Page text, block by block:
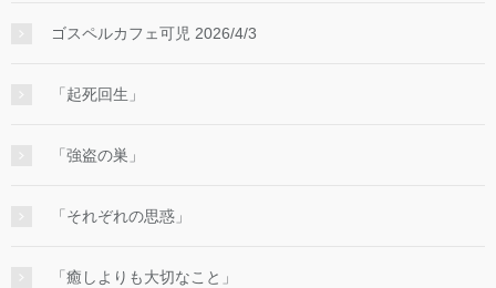
ゴスペルカフェ可児 2026/4/3
「起死回生」
「強盗の巣」
「それぞれの思惑」
「癒しよりも大切なこと」